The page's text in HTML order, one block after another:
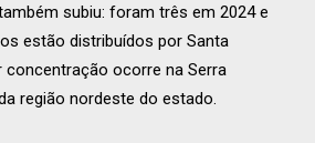
subiu: foram três em 2024 e
estão distribuídos por Santa
concentração ocorre na Serra
região nordeste do estado.